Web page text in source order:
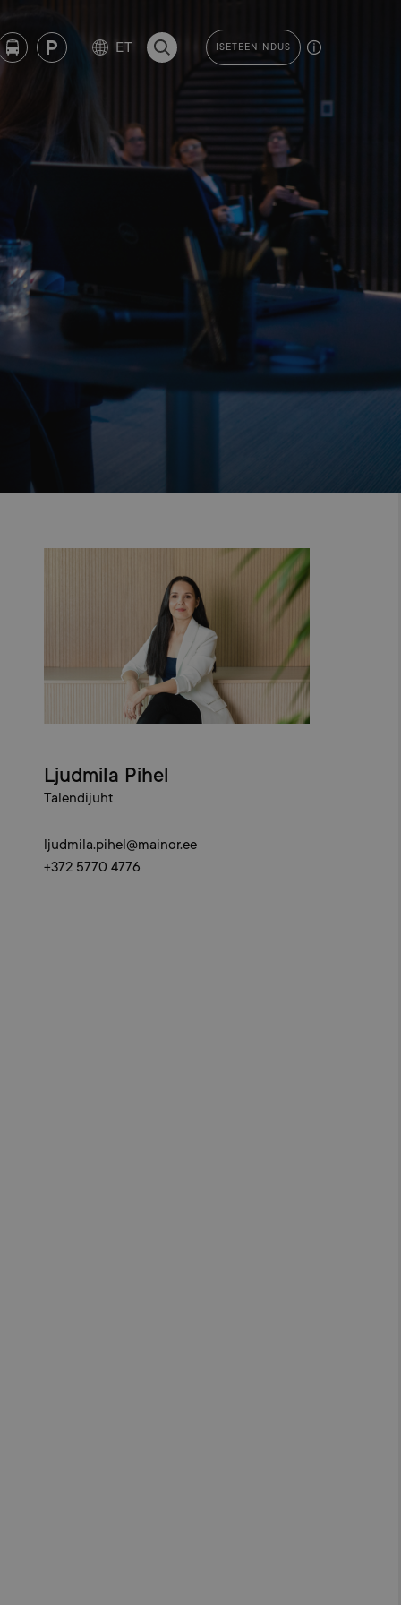
ET OTSI LEHELTISETEENINDUS
Ljudmila Pihel
Talendijuht
ljudmila.pihel@mainor.ee
+372 5770 4776